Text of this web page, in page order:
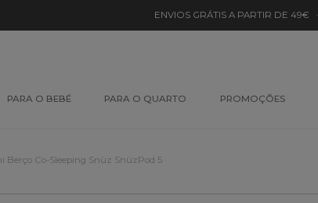
ENVIOS GRÁTIS A PARTIR DE 49€ ·
PARA O BEBÉ PARA O QUARTO PROMOÇÕES
Berço Co-Sleeping Snüz SnüzPod 5